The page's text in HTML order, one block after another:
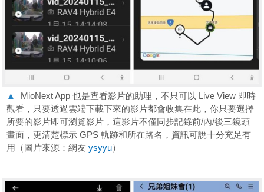
▲
MioNext App 也是查看影片的助理，不只可以 Live View 即時
觀看，只要透過雲端下載下來的影片都會收集在此，你只要選擇
所要的影片即可瀏覽影片，這影片不僅同步記錄前/內/後三鏡頭
畫面，更清楚標示 GPS 軌跡和所在路名，資訊可說十分充足有
用（圖片來源：網友 ysyyu）